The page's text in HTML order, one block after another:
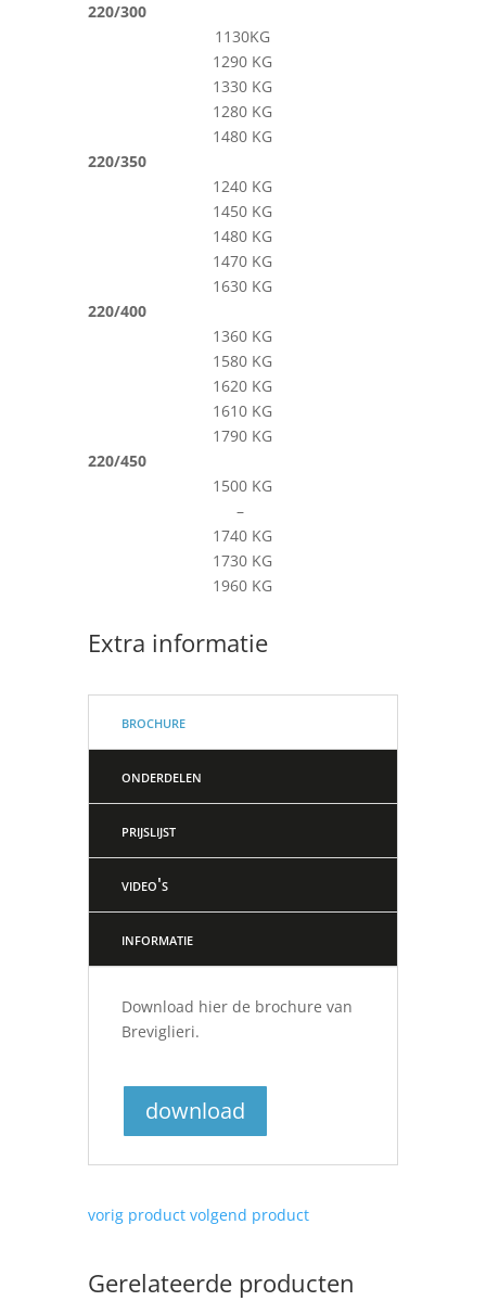
220/300
1130KG
1290 KG
1330 KG
1280 KG
1480 KG
220/350
1240 KG
1450 KG
1480 KG
1470 KG
1630 KG
220/400
1360 KG
1580 KG
1620 KG
1610 KG
1790 KG
220/450
1500 KG
–
1740 KG
1730 KG
1960 KG
Extra informatie
brochure
onderdelen
prijslijst
video's
informatie
Download hier de brochure van
Breviglieri.
download
vorig product volgend product
Gerelateerde producten